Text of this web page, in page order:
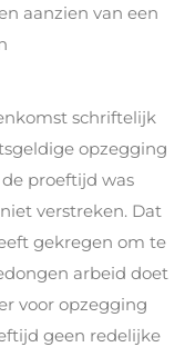
aanzien van een
schriftelijk
opzegging
proeftijd was
verstreken. Dat
gekregen om te
arbeid doet
voor opzegging
geen redelijke